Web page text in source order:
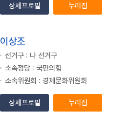
상세프로필 누리집
이상조
선거구 : 나 선거구
소속정당 : 국민의힘
소속위원회 : 경제문화위원회
상세프로필 누리집